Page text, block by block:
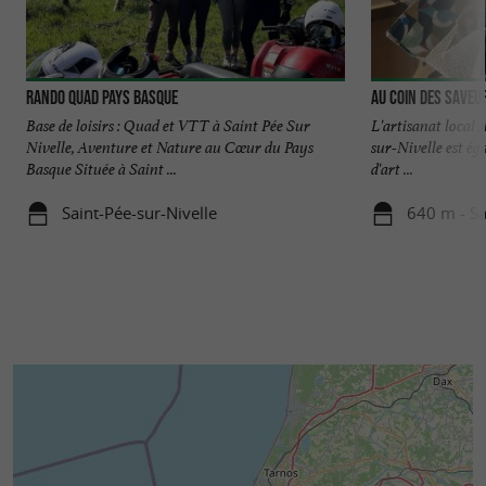
emplacement privilégié, notre centre de
location vous garantit une aventure unique et
inoubliable.
A bientôt
noaadventure.com
Noa Adventure : Randonnées en VTT
électriques au Pays Basque
Rando Quad Pays Basque
Base de loisirs : Quad et VTT à Saint Pée Sur
Nivelle, Aventure et Nature au Cœur du Pays
Basque Située à Saint ...
Saint-Pée-sur-Nivelle
Au coin des
L'artisanat local
sur-Nivelle est
d'art ...
640 m -